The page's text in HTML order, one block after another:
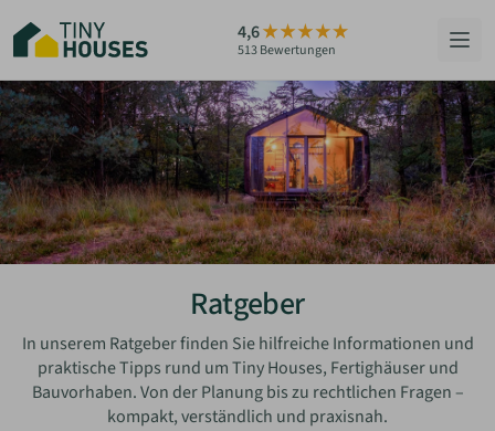
Hauptinhalt
springen
4,6
513 Bewertungen
HÄUSER
BERATUNG
GRUNDSTÜCKE
ÜBER UNS
ZUM HAUS-FINDER
Ratgeber
In unserem Ratgeber finden Sie hilfreiche Informationen und
praktische Tipps rund um Tiny Houses, Fertighäuser und
Bauvorhaben. Von der Planung bis zu rechtlichen Fragen –
kompakt, verständlich und praxisnah.